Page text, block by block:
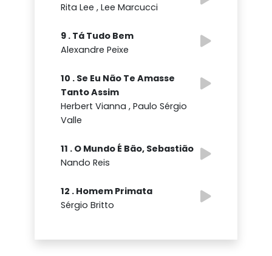
Rita Lee , Lee Marcucci
9 . Tá Tudo Bem
Alexandre Peixe
10 . Se Eu Não Te Amasse
Tanto Assim
Herbert Vianna , Paulo Sérgio
Valle
11 . O Mundo É Bão, Sebastião
Nando Reis
12 . Homem Primata
Sérgio Britto